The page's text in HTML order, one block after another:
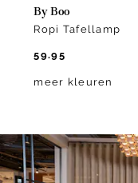
By Boo
Ropi Tafellamp
59.95
meer kleuren